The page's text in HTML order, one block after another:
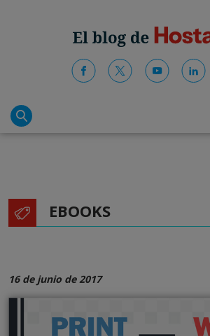
EBOOKS
16 de junio de 2017